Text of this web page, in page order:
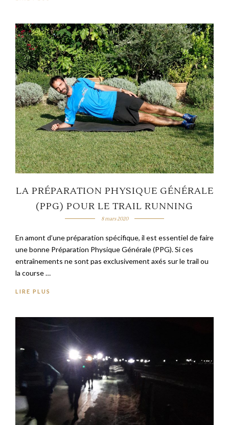
LA PRÉPARATION PHYSIQUE GÉNÉRALE
(PPG) POUR LE TRAIL RUNNING
8 mars 2020
En amont d’une préparation spécifique, il est essentiel de faire
une bonne Préparation Physique Générale (PPG). Si ces
entraînements ne sont pas exclusivement axés sur le trail ou
la course …
LIRE PLUS